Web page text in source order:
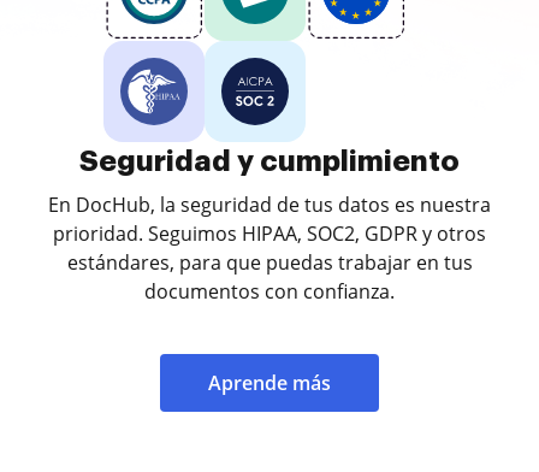
Seguridad y cumplimiento
En DocHub, la seguridad de tus datos es nuestra
prioridad. Seguimos HIPAA, SOC2, GDPR y otros
estándares, para que puedas trabajar en tus
documentos con confianza.
Aprende más